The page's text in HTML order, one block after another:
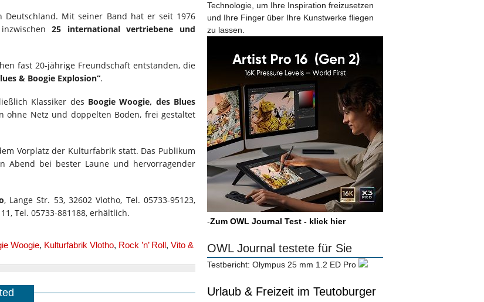
Mit seiner Band hat er seit 1976
25 international vertriebene und
fast 20-jährige Freundschaft entstanden, die
& Boogie Explosion“.
Klassiker des Boogie Woogie, des Blues
ohne Netz und doppelten Boden, frei gestaltet
Vorplatz der Kulturfabrik statt. Das Publikum
Abend bei bester Laune und hervorragender
, Lange Str. 53, 32602 Vlotho, Tel. 05733-95123,
Tel. 05733-881188, erhältlich.
Woogie, Kulturfabrik Vlotho, Rock ’n’ Roll, Vito &
Technologie, um Ihre Inspiration freizusetzen
und Ihre Finger über Ihre Kunstwerke fliegen
zu lassen.
-Zum OWL Journal Test - klick hier
OWL Journal testete für Sie
Testbericht: Olympus 25 mm 1.2 ED Pro
Urlaub & Freizeit im Teutoburger